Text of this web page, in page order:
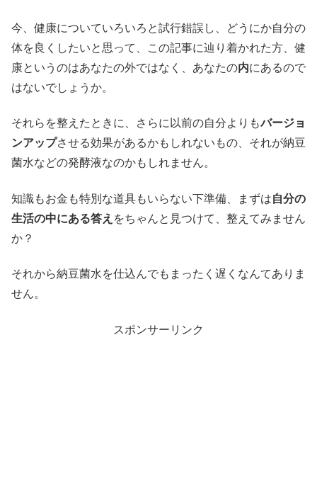
今、健康についていろいろと試行錯誤し、どうにか自分の
体を良くしたいと思って、この記事に辿り着かれた方、健
康というのはあなたの外ではなく、あなたの内にあるので
はないでしょうか。
それらを整えたときに、さらに以前の自分よりもバージョ
ンアップさせる効果があるかもしれないもの、それが納豆
菌水などの発酵液なのかもしれません。
知識もお金も特別な道具もいらない下準備、まずは自分の
生活の中にある答え をちゃんと見つけて、整えてみません
か？
それから納豆菌水を仕込んでもまったく遅くなんてありま
せん。
スポンサーリンク